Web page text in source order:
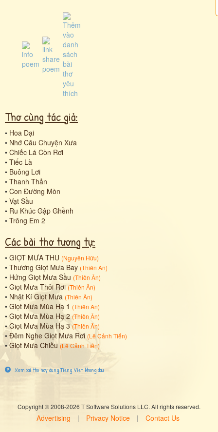
Thơ cùng tác giả:
• Hoa Dại
• Nhớ Câu Chuyện Xưa
• Chiếc Lá Còn Rơi
• Tiếc Là
• Buông Lơi
• Thanh Thản
• Con Đường Mòn
• Vạt Sầu
• Ru Khúc Gập Ghềnh
• Trông Em 2
Các bài thơ tương tự:
• GIỌT MƯA THU (Nguyên Hữu)
• Thương Giọt Mưa Bay (Thiên Ân)
• Hứng Giọt Mưa Sầu (Thiên Ân)
• Giọt Mưa Thôi Rơi (Thiên Ân)
• Nhật Kí Giọt Mưa (Thiên Ân)
• Giọt Mưa Mùa Hạ 1 (Thiên Ân)
• Giọt Mưa Mùa Hạ 2 (Thiên Ân)
•Giọt Mưa Mùa Hạ 3 (Thiên Ân)
• Đêm Nghe Giọt Mưa Rơi (Lê Cảnh Tiến)
•Giọt Mưa Chiều (Lê Cảnh Tiến)
Xem bai tho nay dung Tieng Viet khong dau
Copyright © 2008-2026 T Software Solutions LLC. All rights reserved.
Advertising | Privacy Notice | Contact Us